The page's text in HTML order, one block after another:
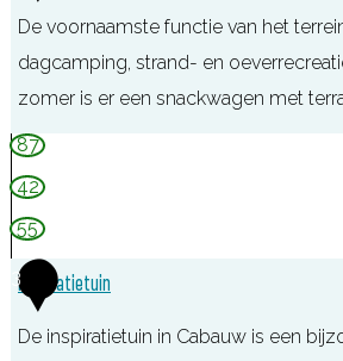
S
a
l
m
t
e
k
,
De voornaamste functie van het
dagcamping, strand- en
zomer is er een snackwagen met
87
42
55
3Inspiratietuin
De inspiratietuin in Cabauw is een